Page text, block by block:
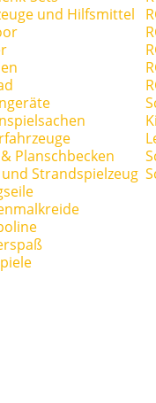
und Hilfsmittel
Planschbecken
Strandspielzeug